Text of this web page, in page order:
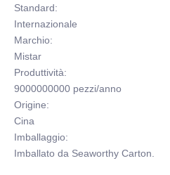
Standard:
Internazionale
Marchio:
Mistar
Produttività:
9000000000 pezzi/anno
Origine:
Cina
Imballaggio:
Imballato da Seaworthy Carton.